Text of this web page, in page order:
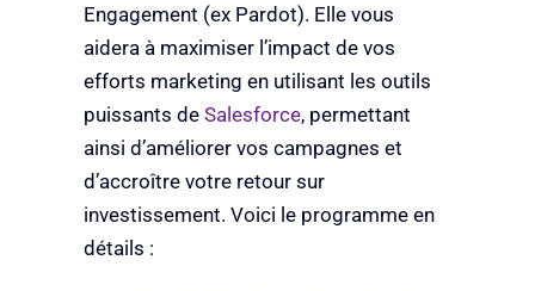
Engagement (ex Pardot). Elle vous
aidera à maximiser l’impact de vos
efforts marketing en utilisant les outils
puissants de Salesforce, permettant
ainsi d’améliorer vos campagnes et
d’accroître votre retour sur
investissement. Voici le programme en
détails :